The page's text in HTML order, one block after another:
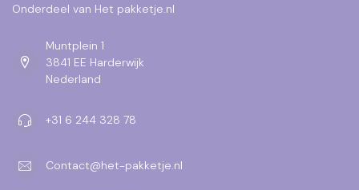
Onderdeel van Het pakketje.nl
Muntplein 1
3841 EE Harderwijk
Nederland
+31 6 244 328 78
Contact@het-pakketje.nl